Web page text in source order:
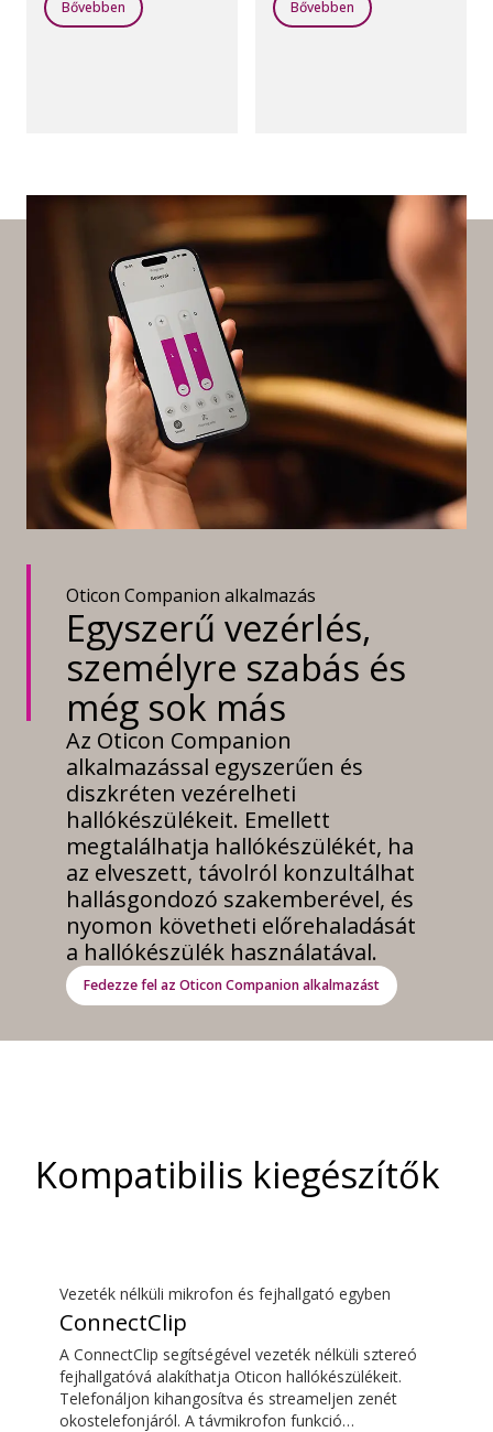
Bővebben
rendelkezik, amely
rendkívül gyorsan
Bővebben
Oticon Companion alkalmazás
Egyszerű vezérlés,
személyre szabás és
még sok más
Az Oticon Companion
alkalmazással egyszerűen és
diszkréten vezérelheti
hallókészülékeit. Emellett
megtalálhatja hallókészülékét, ha
az elveszett, távolról konzultálhat
hallásgondozó szakemberével, és
nyomon követheti előrehaladását
a hallókészülék használatával.
Fedezze fel az Oticon Companion alkalmazást
Kompatibilis kiegészítők
Vezeték nélküli mikrofon és fejhallgató egyben
ConnectClip
A ConnectClip segítségével vezeték nélküli sztereó
fejhallgatóvá alakíthatja Oticon hallókészülékeit.
Telefonáljon kihangosítva és streameljen zenét
okostelefonjáról. A távmikrofon funkció